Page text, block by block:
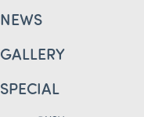
NEWS
GALLERY
SPECIAL